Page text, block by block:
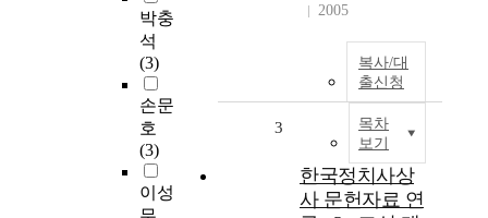
박충
석
(3)
손문
호
(3)
이성
2005
복사/대
출신청
목차
보기
3
한국정치사상
사 문헌자료 연